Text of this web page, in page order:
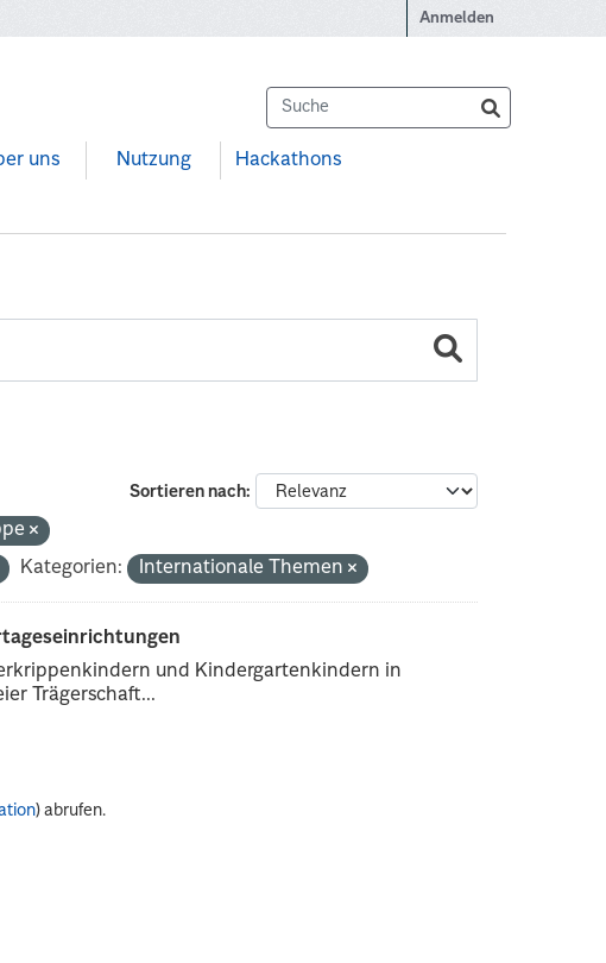
Anmelden
uns Nutzung Hackathons
Sortieren nach
Kategorien: Internationale Themen
und Kindergartenkindern in
Trägerschaft...
) abrufen.